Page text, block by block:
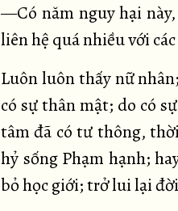
—Có năm nguy hại
liên hệ quá nhiều với
Luôn luôn thấy nữ
có sự thân mật; do có
tâm đã có tư thông,
hỷ sống Phạm hạnh;
bỏ học giới; trở lui lại